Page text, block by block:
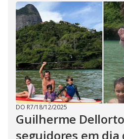
DO R7/18/12/2025
Guilherme
seguidores em dia